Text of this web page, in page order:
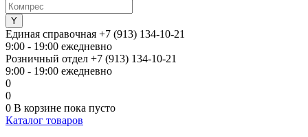
Единая справочная +7 (913) 134-10-21
9:00 - 19:00 ежедневно
Розничный отдел +7 (913) 134-10-21
9:00 - 19:00 ежедневно
0
0
0 В корзине пока пусто
Каталог товаров